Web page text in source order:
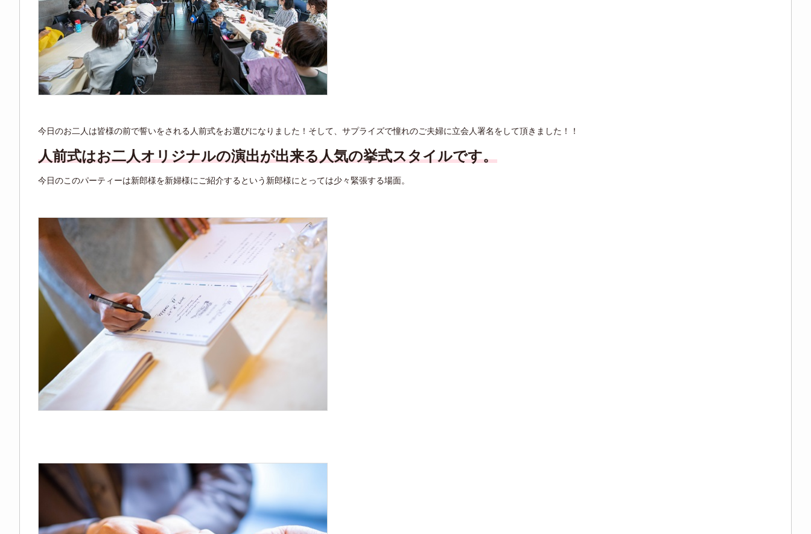
今日のお二人は皆様の前で誓いをされる人前式をお選びになりました！そして、 サプライズで憧れのご夫婦に立会人署名をして頂きました！！️
人前式はお二人オリジナルの演出が出来る人気の挙式スタイルです。
今日のこのパーティーは新郎様を新婦様にご紹介するという新郎様にとっては少々緊張する場面。